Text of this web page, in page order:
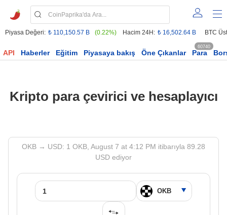
Piyasa Değeri: ₺ 110,150.57 B (0.22%) Hacim 24H: ₺ 16,502.64 B BTC
API Haberler Eğitim Piyasaya bakış Öne Çıkanlar Para
60740
Kripto para çevirici ve hesaplayıcı
OKB → USD: 1 OKB, August 7 at 4:12 PM itibarıyla 89.28
USD ediyor